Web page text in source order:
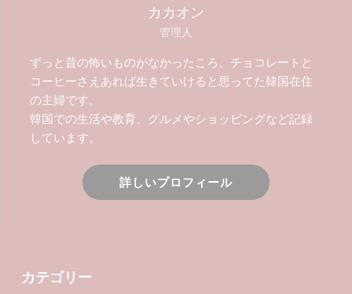
カカオン
管理人
ずっと昔の怖いものがなかったころ、チョコレートと
コーヒーさえあれば生きていけると思ってた韓国在住
の主婦です。
韓国での生活や教育、グルメやショッピングなど記録
しています。
詳しいプロフィール
カテゴリー